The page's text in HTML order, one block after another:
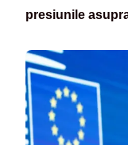
presiunile